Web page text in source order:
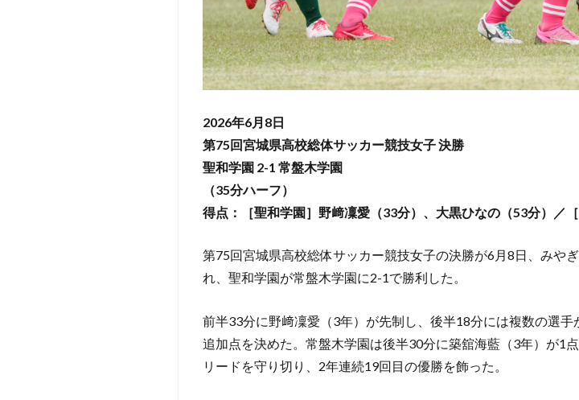
2026年6月8日
第75回宮城県高校総体サッカー競技女子 決勝
聖和学園 2-1 常盤木学園
（35分ハーフ）
得点：［聖和学園］野﨑凜愛（33分）、大黒ひなの（53分）／
第75回宮城県高校総体サッカー競技女子の決勝が6月8日、みや
れ、聖和学園が常盤木学園に2-1で勝利した。
前半33分に野﨑凜愛（3年）が先制し、後半18分には複数の選
追加点を決めた。常盤木学園は後半30分に築舘海藍（3年）が1
リードを守り切り、2年連続19回目の優勝を飾った。